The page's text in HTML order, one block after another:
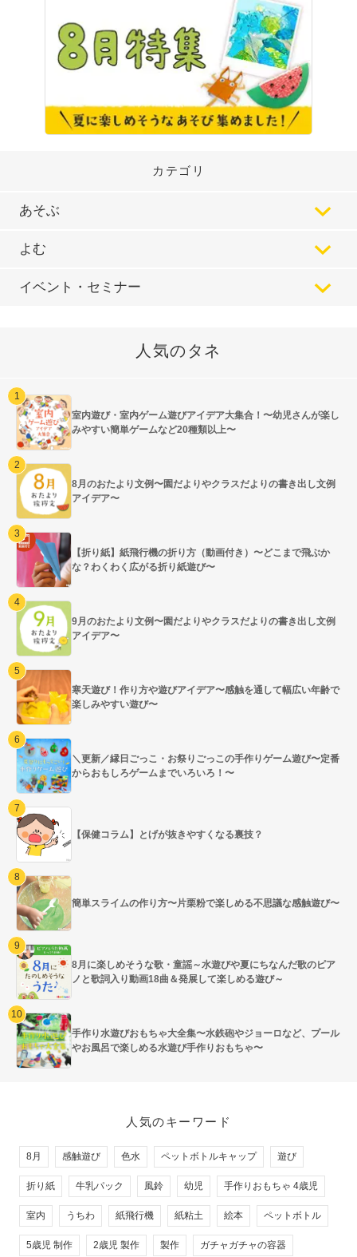
カテゴリ
あそぶ
よむ
イベント・セミナー
人気のタネ
室内遊び・室内ゲーム遊びアイデア大集合！〜幼児さんが楽し
みやすい簡単ゲームなど20種類以上〜
8月のおたより文例〜園だよりやクラスだよりの書き出し文例
アイデア〜
【折り紙】紙飛行機の折り方（動画付き）〜どこまで飛ぶか
な？わくわく広がる折り紙遊び〜
9月のおたより文例〜園だよりやクラスだよりの書き出し文例
アイデア〜
寒天遊び！作り方や遊びアイデア〜感触を通して幅広い年齢で
楽しみやすい遊び〜
＼更新／縁日ごっこ・お祭りごっこの手作りゲーム遊び〜定番
からおもしろゲームまでいろいろ！〜
【保健コラム】とげが抜きやすくなる裏技？
簡単スライムの作り方〜片栗粉で楽しめる不思議な感触遊び〜
8月に楽しめそうな歌・童謡～水遊びや夏にちなんだ歌のピア
ノと歌詞入り動画18曲＆発展して楽しめる遊び～
手作り水遊びおもちゃ大全集〜水鉄砲やジョーロなど、プール
やお風呂で楽しめる水遊び手作りおもちゃ〜
人気のキーワード
8月 感触遊び 色水 ペットボトルキャップ 遊び
折り紙 牛乳パック 風鈴 幼児 手作りおもちゃ 4歳児
室内 うちわ 紙飛行機 紙粘土 絵本 ペットボトル
5歳児 制作 2歳児 製作 製作 ガチャガチャの容器